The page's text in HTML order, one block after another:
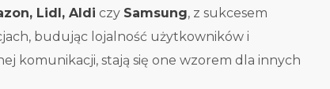
Lidl, Aldi czy Samsung, z sukcesem
budując lojalność użytkowników i
komunikacji, stają się one wzorem dla innych